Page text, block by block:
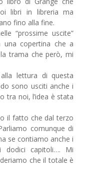
libri in libreria ma
fino alla fine.
“prossime uscite”
copertina che a
trama che però, mi
lettura di questa
sono usciti anche i
tra noi, l’idea è stata
il fatto che dal terzo
comunque di
se contiamo anche i
dodici capitoli…. Mi
che il totale è